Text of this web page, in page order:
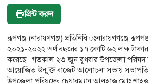
প্রিন্ট করুন
রূপগঞ্জ (নারায়ণগঞ্জ) প্রতিনিধি ঃনারায়ণগঞ্জে
২০২১-২০২২ অর্থ বছরের ১৭ কোটি ৬২ লক্ষ
করেছে। গতকাল ২৩ জুন বুধবার উপজেলা পরিষদ
আয়োজিত উন্মুক্ত বাজেট আলোচনা সভায়
উপজেলা পরিষদের চেয়ারম্যান আলহাজ্ব মোঃ